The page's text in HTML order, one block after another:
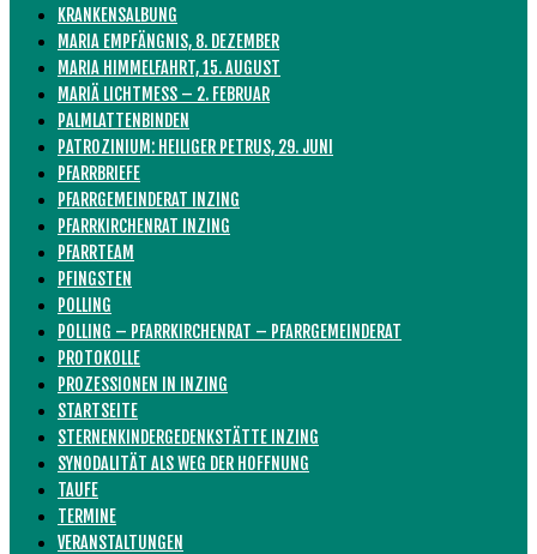
KRANKENSALBUNG
MARIA EMPFÄNGNIS, 8. DEZEMBER
MARIA HIMMELFAHRT, 15. AUGUST
MARIÄ LICHTMESS – 2. FEBRUAR
PALMLATTENBINDEN
PATROZINIUM: HEILIGER PETRUS, 29. JUNI
PFARRBRIEFE
PFARRGEMEINDERAT INZING
PFARRKIRCHENRAT INZING
PFARRTEAM
PFINGSTEN
POLLING
POLLING – PFARRKIRCHENRAT – PFARRGEMEINDERAT
PROTOKOLLE
PROZESSIONEN IN INZING
STARTSEITE
STERNENKINDERGEDENKSTÄTTE INZING
SYNODALITÄT ALS WEG DER HOFFNUNG
TAUFE
TERMINE
VERANSTALTUNGEN